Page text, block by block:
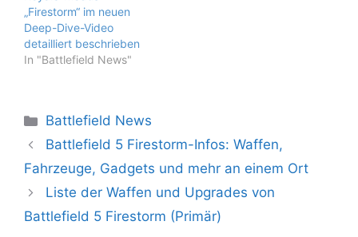
„Firestorm“ im neuen
Deep-Dive-Video
detailliert beschrieben
In "Battlefield News"
Kategorien
Battlefield News
Battlefield 5 Firestorm-Infos: Waffen,
Fahrzeuge, Gadgets und mehr an einem Ort
Liste der Waffen und Upgrades von
Battlefield 5 Firestorm (Primär)